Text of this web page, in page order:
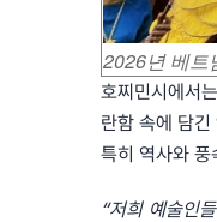
2026년 베트
호찌민시에서
란함 속에 담
특히 역사와
“저희 예술인